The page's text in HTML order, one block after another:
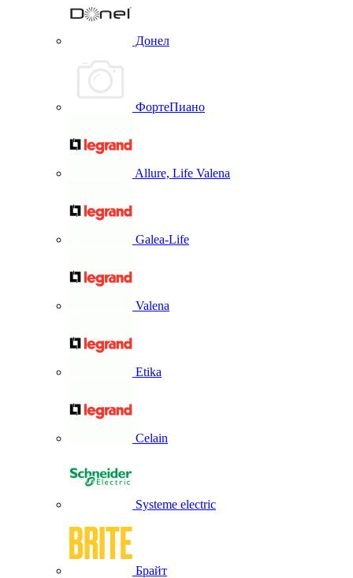
Донел
ФортеПиано
Allure, Life Valena
Galea-Life
Valena
Etika
Celain
Systeme electric
Брайт